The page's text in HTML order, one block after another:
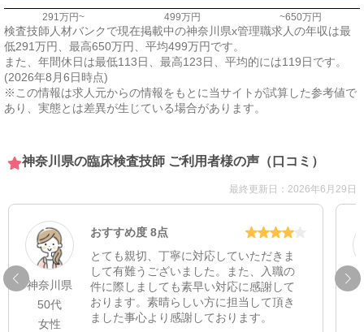
291万円~ 499万円 ~650万円
検査技師人材バンクで現在掲載中の神奈川県x管理職求人の年収は最
低291万円、最高650万円、平均499万円です。
また、年間休日は最低113日、最高123日、平均的には119日です。
(2026年8月6日時点)
※この情報は求人元からの情報をもとに当サイトが試算した参考値で
あり、実態とは差異が生じている場合があります。
神奈川県の臨床検査技師 ご利用者様の声（口コミ）
最終更新日：2026年6月29日
神奈川県
50代
女性
おすすめ度 8点
とても親切、丁寧に対応していただきま
して有難うございました。また、入職の
件に際しましても素早い対応に感謝して
おります。素晴らしい方に担当して頂き
ました事心より感謝しております。